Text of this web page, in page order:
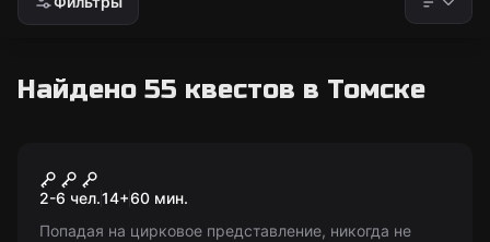
Найдено 55 квестов в Томске
Смешные ужасы
2-6 чел.14+60 мин.
Попадая на цирковое представление, никогда не